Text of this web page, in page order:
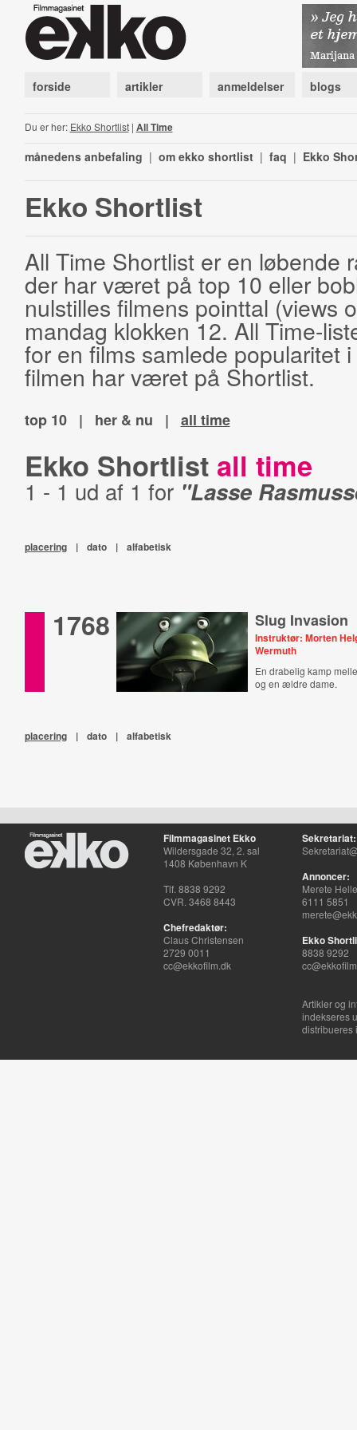
forside artikler anmeldelser blogs
Du er her: Ekko Shortlist| All Time
månedens anbefaling | om ekko shortlist | faq | Ekko
Ekko Shortlist
All Time Shortlist er en løbende
der har været på top 10 eller
nulstilles filmens pointtal (views
mandag klokken 12. All Time-
for en films samlede popularitet
filmen har været på Shortlist.
top 10 | her & nu | all time
Ekko Shortlist all time
1 - 1 ud af 1 for "Lasse
placering | dato | alfabetisk
1768 Slug Invasion
Instruktør: Morten
Wermuth
En drabelig kamp
og en ældre dame.
placering | dato | alfabetisk
Filmmagasinet Ekko
Wildersgade 32, 2. sal
1408 København K
Tlf. 8838 9292
CVR. 3468 8443
Chefredaktør:
Claus Christensen
2729 0011
cc@ekkofilm.dk
Sekretariat:
Annoncer:
Merete
6111 5851
Ekko
8838 9292
Artikler og
indekseres
distribueres